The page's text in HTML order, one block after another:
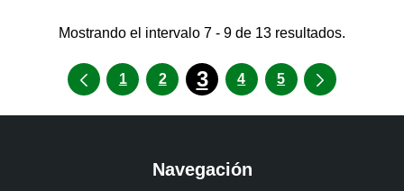
Mostrando el intervalo 7 - 9 de 13 resultados.
1 2 3 4 5
Navegación